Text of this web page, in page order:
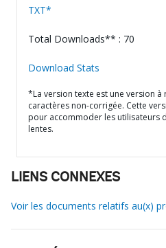
TXT*
Total Downloads** : 70
Download Stats
*La version texte est une version
caractères non-corrigée. Cette
pour accommoder les utilisateurs
lentes.
LIENS CONNEXES
Voir les documents relatifs au(x)